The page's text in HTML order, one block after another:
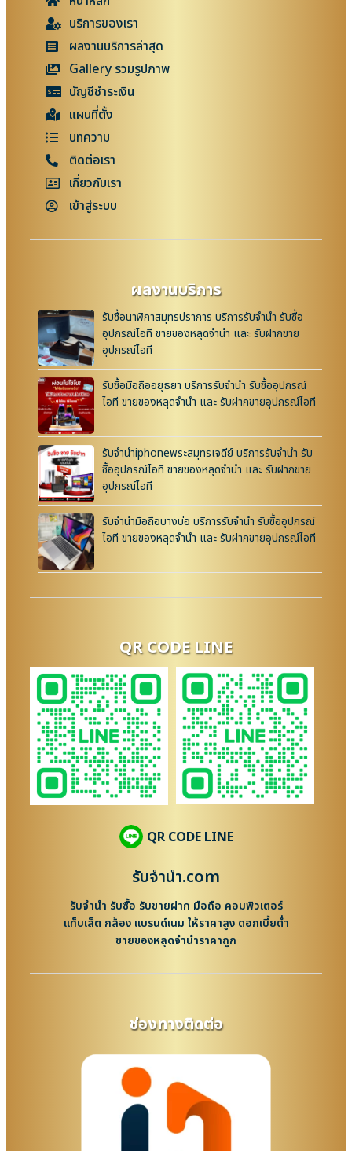
บริการของเรา
ผลงานบริการล่าสุด
Gallery รวมรูปภาพ
บัญชีชำระเงิน
แผนที่ตั้ง
บทความ
ติดต่อเรา
เกี่ยวกับเรา
เข้าสู่ระบบ
ผลงานบริการ
รับซื้อนาฬิกาสมุทรปราการ บริการรับจำนำ รับซื้อ
อุปกรณ์ไอที ขายของหลุดจำนำ และ รับฝากขาย
อุปกรณ์ไอที
รับซื้อมือถืออยุธยา บริการรับจำนำ รับซื้ออุปกรณ์
ไอที ขายของหลุดจำนำ และ รับฝากขายอุปกรณ์ไอที
รับจำนำiphoneพระสมุทรเจดีย์ บริการรับจำนำ รับ
ซื้ออุปกรณ์ไอที ขายของหลุดจำนำ และ รับฝากขาย
อุปกรณ์ไอที
รับจำนำมือถือบางบ่อ บริการรับจำนำ รับซื้ออุปกรณ์
ไอที ขายของหลุดจำนำ และ รับฝากขายอุปกรณ์ไอที
QR CODE LINE
QR CODE LINE
รับจํานํา.com
รับจำนำ รับซื้อ รับขายฝาก มือถือ คอมพิวเตอร์
แท็บเล็ต กล้อง แบรนด์เนม ให้ราคาสูง ดอกเบี้ยต่ำ
ขายของหลุดจำนำราคาถูก
ช่องทางติดต่อ